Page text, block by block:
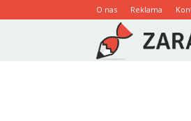
O nas Reklama